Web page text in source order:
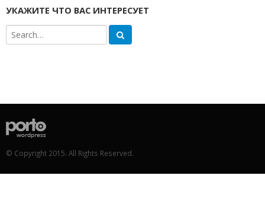
УКАЖИТЕ ЧТО ВАС ИНТЕРЕСУЕТ
© Copyright 2015. All Rights Reserved.